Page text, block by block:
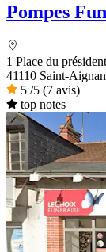
Pompes
1 Place du
41110 Saint-Aignan
5 /5 (7 avis)
top notes